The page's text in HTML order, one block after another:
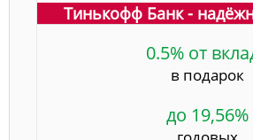
Тинькофф Банк -
0.5% от
в подарок
до 19,56%